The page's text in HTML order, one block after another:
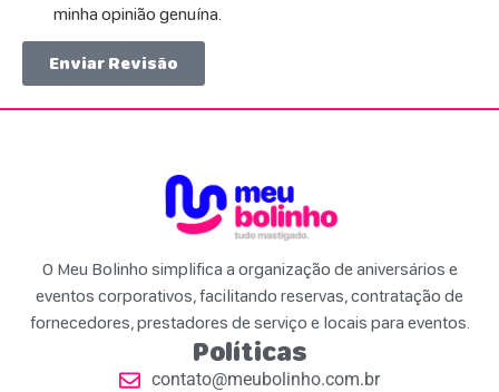
minha opinião genuína.
Enviar Revisão
O Meu Bolinho simplifica a organização de aniversários e
eventos corporativos, facilitando reservas, contratação de
fornecedores, prestadores de serviço e locais para eventos.
Políticas
contato@meubolinho.com.br